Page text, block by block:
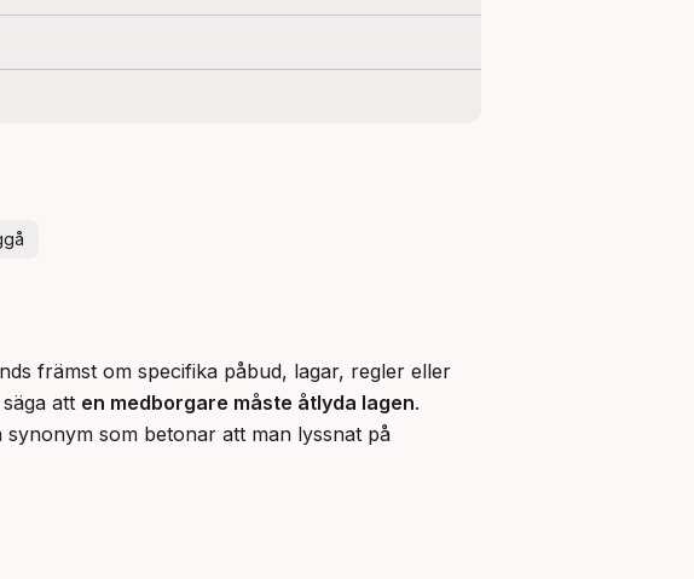
främst om specifika påbud, lagar, regler eller
att en medborgare måste åtlyda lagen.
som betonar att man lyssnat på